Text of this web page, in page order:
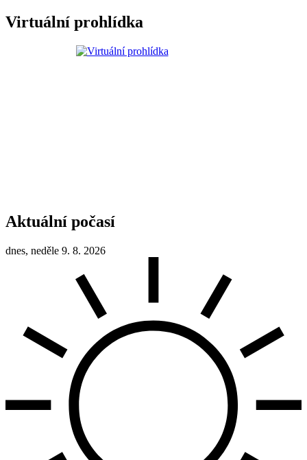
Virtuální prohlídka
Aktuální počasí
dnes, neděle 9. 8. 2026